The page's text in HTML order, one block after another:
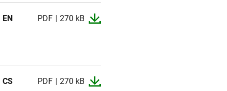
EN PDF 270 kB
CS PDF 270 kB